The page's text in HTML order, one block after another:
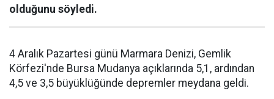
olduğunu söyledi.
4 Aralık Pazartesi günü Marmara Denizi, Gemlik
Körfezi'nde Bursa Mudanya açıklarında 5,1, ardından
4,5 ve 3,5 büyüklüğünde depremler meydana geldi.